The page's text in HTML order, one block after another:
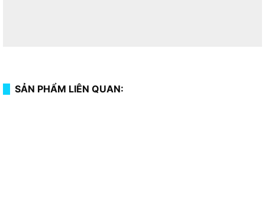
SẢN PHẨM LIÊN QUAN: